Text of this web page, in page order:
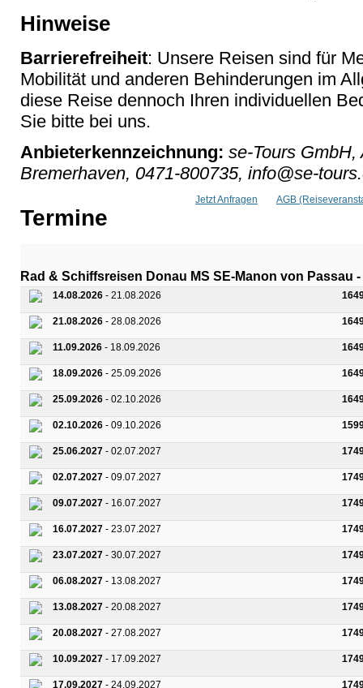
Hinweise
Barrierefreiheit: Unsere Reisen sind für
Mobilität und anderen Behinderungen im
diese Reise dennoch Ihren individuellen
Sie bitte bei uns.
Anbieterkennzeichnung: se-Tours
Bremerhaven, 0471-800735, info@se-
Jetzt Anfragen AGB
Termine
Rad & Schiffsreisen Donau MS SE-Manon von Passau
14.08.2026 - 21.08.2026
21.08.2026 - 28.08.2026
11.09.2026 - 18.09.2026
18.09.2026 - 25.09.2026
25.09.2026 - 02.10.2026
02.10.2026 - 09.10.2026
25.06.2027 - 02.07.2027
02.07.2027 - 09.07.2027
09.07.2027 - 16.07.2027
16.07.2027 - 23.07.2027
23.07.2027 - 30.07.2027
06.08.2027 - 13.08.2027
13.08.2027 - 20.08.2027
20.08.2027 - 27.08.2027
10.09.2027 - 17.09.2027
17.09.2027 - 24.09.2027